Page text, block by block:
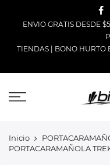
ENVIO GRATIS DESDE
TIENDAS| BONO HURTO
Inicio
PORTACARAMAÑOLA